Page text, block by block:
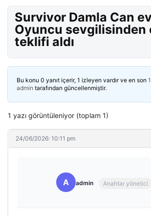
Survivor Damla Can
Oyuncu sevgilisinden
teklifi aldı
Bu konu 0 yanıt içerir, 1 izleyen vardır ve en son
admin tarafından güncellenmiştir.
1 yazı görüntüleniyor (toplam 1)
24/06/2026: 10:11 pm
A admin Anahtar yönetici